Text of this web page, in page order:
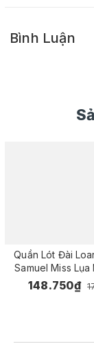
Bình Luận
Quần Lót Đài
Samuel Miss
Mát
148.750₫